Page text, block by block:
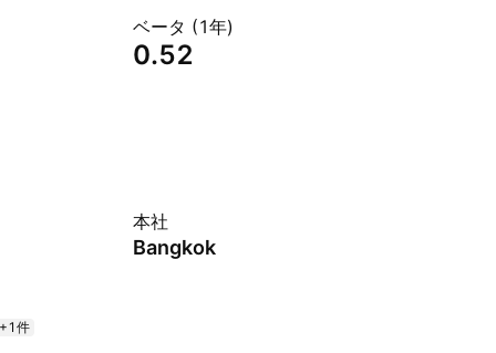
ベータ (1年)
0.52
本社
Bangkok
+1件